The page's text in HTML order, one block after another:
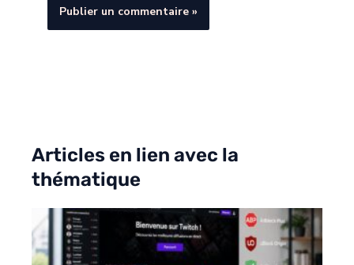
Articles en lien avec la
thématique